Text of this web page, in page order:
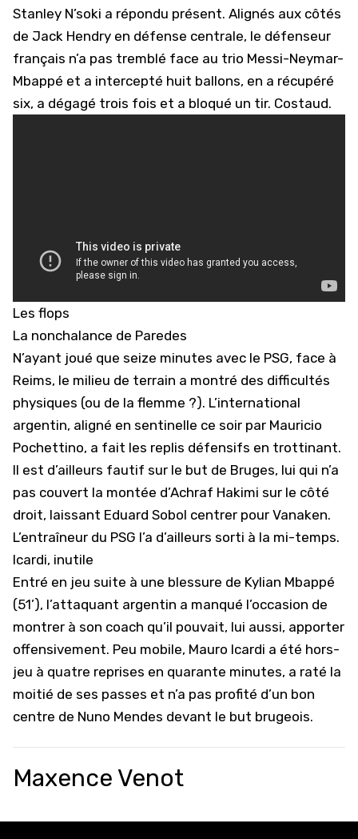
Stanley N’soki a répondu présent. Alignés aux côtés
de Jack Hendry en défense centrale, le défenseur
français n’a pas tremblé face au trio Messi-Neymar-
Mbappé et a intercepté huit ballons, en a récupéré
six, a dégagé trois fois et a bloqué un tir. Costaud.
Les flops
La nonchalance de Paredes
N’ayant joué que seize minutes avec le PSG, face à
Reims, le milieu de terrain a montré des difficultés
physiques (ou de la flemme ?). L’international
argentin, aligné en sentinelle ce soir par Mauricio
Pochettino, a fait les replis défensifs en trottinant.
Il est d’ailleurs fautif sur le but de Bruges, lui qui n’a
pas couvert la montée d’Achraf Hakimi sur le côté
droit, laissant Eduard Sobol centrer pour Vanaken.
L’entraîneur du PSG l’a d’ailleurs sorti à la mi-temps.
Icardi, inutile
Entré en jeu suite à une blessure de Kylian Mbappé
(51’), l’attaquant argentin a manqué l’occasion de
montrer à son coach qu’il pouvait, lui aussi, apporter
offensivement. Peu mobile, Mauro Icardi a été hors-
jeu à quatre reprises en quarante minutes, a raté la
moitié de ses passes et n’a pas profité d’un bon
centre de Nuno Mendes devant le but brugeois.
Maxence Venot